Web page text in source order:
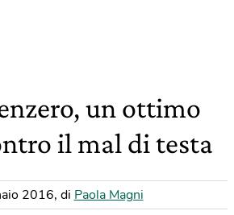
un ottimo
il mal di testa
2016, di Paola Magni